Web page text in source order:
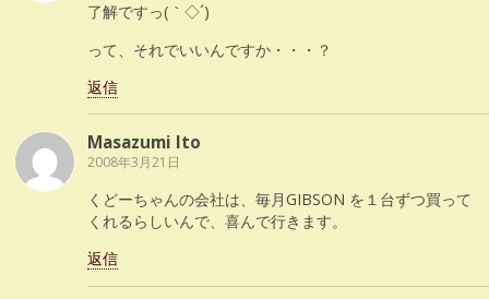
了解ですっ(｀◇´)ゞ
って、それでいいんですか・・・？
返信
Masazumi Ito
2008年3月21日
くどーちゃんの会社は、毎月GIBSON を１台ずつ買って
くれるらしいんで、喜んで行きます。
返信